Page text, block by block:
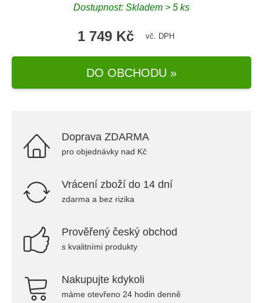
Dostupnost: Skladem > 5 ks
1 749 Kč vč. DPH
DO OBCHODU »
Doprava ZDARMA
pro objednávky nad Kč
Vrácení zboží do 14 dní
zdarma a bez rizika
Prověřený český obchod
s kvalitními produkty
Nakupujte kdykoli
máme otevřeno 24 hodin denně